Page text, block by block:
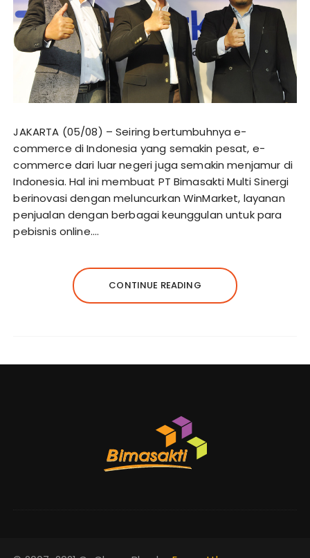
JAKARTA (05/08) – Seiring bertumbuhnya e-
commerce di Indonesia yang semakin pesat, e-
commerce dari luar negeri juga semakin menjamur di
Indonesia. Hal ini membuat PT Bimasakti Multi Sinergi
berinovasi dengan meluncurkan WinMarket, layanan
penjualan dengan berbagai keunggulan untuk para
pebisnis online….
CONTINUE READING